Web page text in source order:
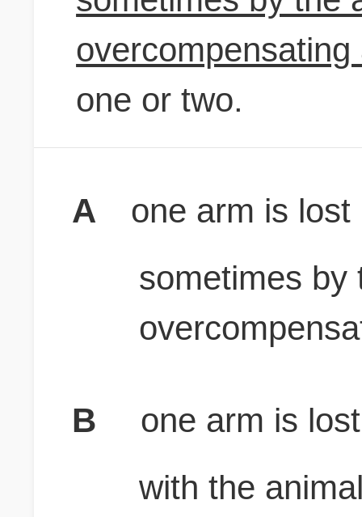
overcompensating
one or two.
A
one arm is
sometimes by
B
one arm is
with the